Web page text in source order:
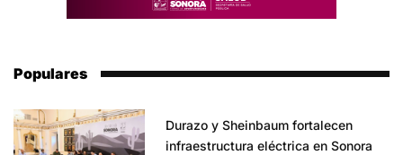
Populares
Durazo y Sheinbaum fortalecen
infraestructura eléctrica en Sonora